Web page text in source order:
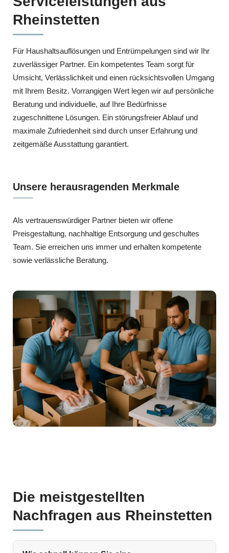
Rheinstetten
Für Haushaltsauflösungen und Entrümpelungen sind wir Ihr
zuverlässiger Partner. Ein kompetentes Team sorgt für
Umsicht, Verlässlichkeit und einen rücksichtsvollen Umgang
mit Ihrem Besitz. Vorrangigen Wert legen wir auf persönliche
Beratung und individuelle, auf Ihre Bedürfnisse
zugeschnittene Lösungen. Ein störungsfreier Ablauf und
maximale Zufriedenheit sind durch unser Erfahrung und
zeitgemäße Ausstattung garantiert.
Unsere herausragenden Merkmale
Als vertrauenswürdiger Partner bieten wir offene
Preisgestaltung, nachhaltige Entsorgung und geschultes
Team. Sie erreichen uns immer und erhalten kompetente
sowie verlässliche Beratung.
Die meistgestellten
Nachfragen aus Rheinstetten